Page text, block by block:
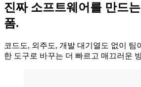
진짜 소프트웨어를 만드
폼.
코드도, 외주도, 개발 대기열도 없이 팀
한 도구로 바꾸는 더 빠르고 매끄러운